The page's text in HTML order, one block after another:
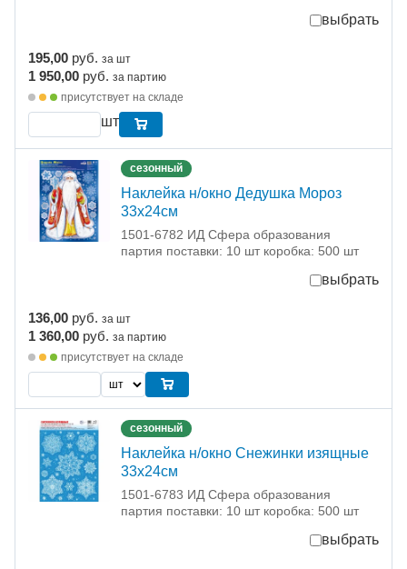
выбрать
195,00 руб. за шт
1 950,00 руб. за партию
присутствует на складе
шт
сезонный
Наклейка н/окно Дедушка Мороз
33х24см
1501-6782 ИД Сфера образования
партия поставки: 10 шт коробка: 500 шт
выбрать
136,00 руб. за шт
1 360,00 руб. за партию
присутствует на складе
сезонный
Наклейка н/окно Снежинки изящные
33х24см
1501-6783 ИД Сфера образования
партия поставки: 10 шт коробка: 500 шт
выбрать